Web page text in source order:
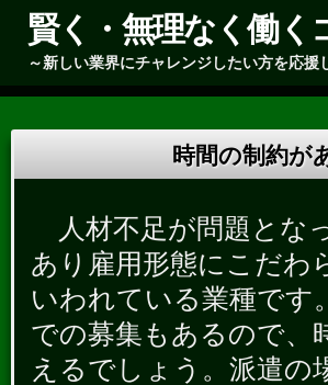
賢く・無理なく働く
～新しい業界にチャレンジしたい方を応援
時間の制約が
人材不足が問題とな
あり雇用形態にこだわ
いわれている業種です
での募集もあるので、
えるでしょう。派遣の